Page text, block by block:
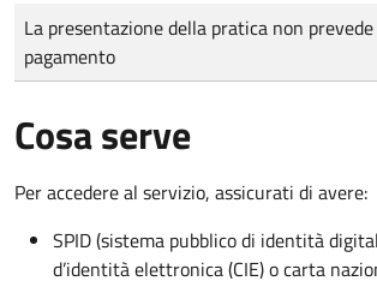
Tipo di pagamento
Importo
La presentazione della pratica non
pagamento
Cosa serve
Per accedere al servizio, assicurati di avere:
SPID (sistema pubblico di identità
d’identità elettronica (CIE) o carta